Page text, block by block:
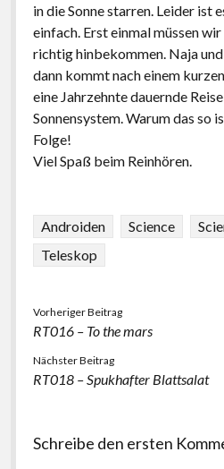
in die Sonne starren. Leider ist
einfach. Erst einmal müssen
richtig hinbekommen. Naja
dann kommt nach einem
eine Jahrzehnte dauernde
Sonnensystem. Warum das so
Folge!
Viel Spaß beim Reinhören.
Androiden Science
Teleskop
Vorheriger Beitrag
RT016 – To the mars
Nächster Beitrag
RT018 – Spukhafter Blattsalat
Schreibe den ersten